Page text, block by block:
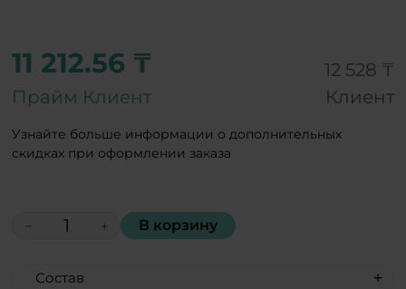
11 212.56 ₸
Прайм Клиент
12 528 ₸
Клиент
Узнайте больше информации о дополнительных
скидках при оформлении заказа
− + В корзину
Состав